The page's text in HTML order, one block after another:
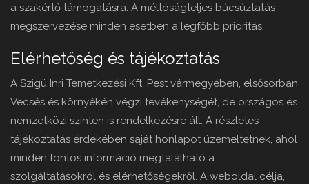
a szakértő támogatásra. A méltóságteljes búcsúztatás
megszervezése minden esetben a legfőbb prioritás.
Elérhetőség és tájékoztatás
A Szigü Inri Temetkezési Kft. Pest vármegyében, elsősorban
Vecsés és környékén végzi tevékenységét, de országos és
nemzetközi szinten is rendelkezésre áll. A részletes
tájékoztatás érdekében saját honlapot üzemeltetnek, ahol
minden fontos információ megtalálható a
szolgáltatásokról és elérhetőségekről. A weboldal célja,